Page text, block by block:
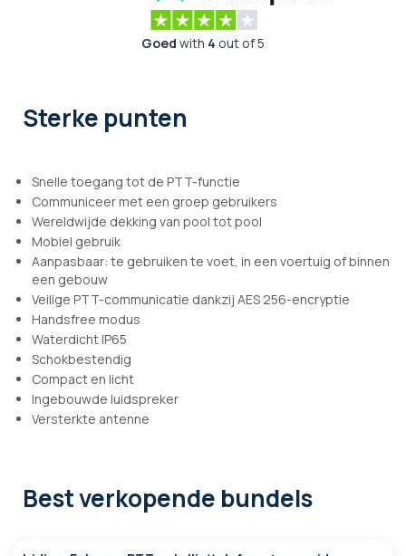
Goed with 4 out of 5
Sterke punten
Snelle toegang tot de PTT-functie
Communiceer met een groep gebruikers
Wereldwijde dekking van pool tot pool
Mobiel gebruik
Aanpasbaar: te gebruiken te voet, in een voertuig of binnen
een gebouw
Veilige PTT-communicatie dankzij AES 256-encryptie
Handsfree modus
Waterdicht IP65
Schokbestendig
Compact en licht
Ingebouwde luidspreker
Versterkte antenne
Best verkopende bundels